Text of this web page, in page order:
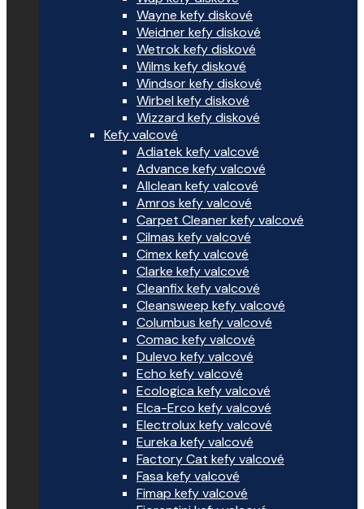
Wayne kefy diskové
Weidner kefy diskové
Wetrok kefy diskové
Wilms kefy diskové
Windsor kefy diskové
Wirbel kefy diskové
Wizzard kefy diskové
Kefy valcové
Adiatek kefy valcové
Advance kefy valcové
Allclean kefy valcové
Amros kefy valcové
Carpet Cleaner kefy valcové
Cilmas kefy valcové
Cimex kefy valcové
Clarke kefy valcové
Cleanfix kefy valcové
Cleansweep kefy valcové
Columbus kefy valcové
Comac kefy valcové
Dulevo kefy valcové
Echo kefy valcové
Ecologica kefy valcové
Elca-Erco kefy valcové
Electrolux kefy valcové
Eureka kefy valcové
Factory Cat kefy valcové
Fasa kefy valcové
Fimap kefy valcové